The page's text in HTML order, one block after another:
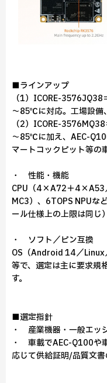
■ラインアップ
（1）ICORE-
～85℃に対応。工場設備
（2）ICORE-
～85℃に加え、AEC-
マートコックピット等の
・ 性能・機能
CPU（4×A72＋4×A53
MC3）、6TOPS NPUな
ール仕様上の上限は同じ
・ ソフト／ピン互換
OS（Android 14／
等で、選定は主に要求規
す。
■選定指針
・ 産業機器・一般エッ
・ 車載でAEC-Q100や
応じて供給証明/品質文書